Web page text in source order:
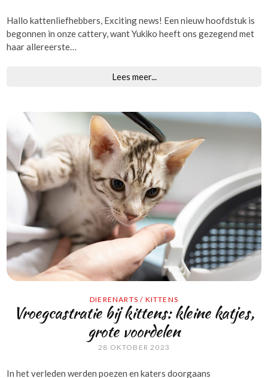
Hallo kattenliefhebbers, Exciting news! Een nieuw hoofdstuk is
begonnen in onze cattery, want Yukiko heeft ons gezegend met
haar allereerste…
Lees meer...
DIERENARTS / KITTENS
Vroegcastratie bij kittens: kleine katjes,
grote voordelen
28 OKTOBER 2023
In het verleden werden poezen en katers doorgaans